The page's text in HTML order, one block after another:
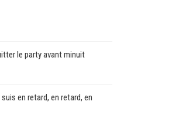
le party avant minuit
en retard, en retard, en